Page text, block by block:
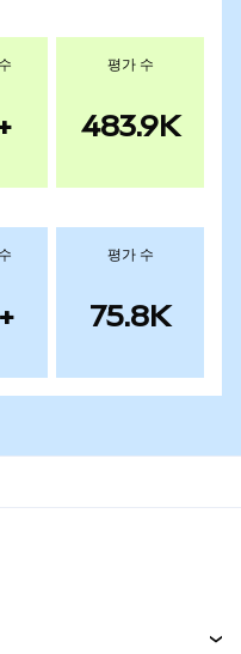
평가 수
483.9K
평가 수
75.8K